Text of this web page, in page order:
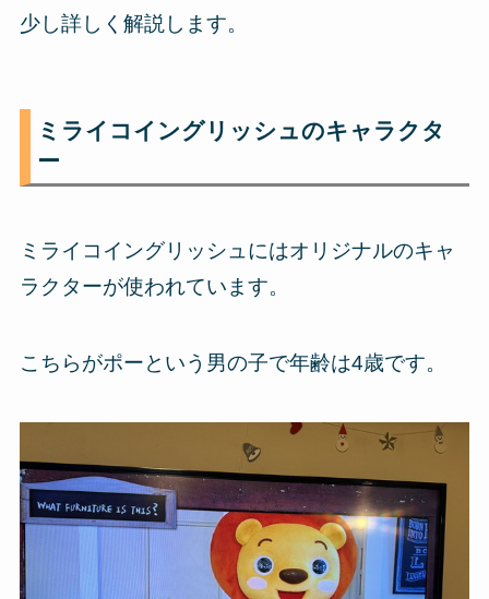
少し詳しく解説します。
ミライコイングリッシュのキャラクタ
ー
ミライコイングリッシュにはオリジナルのキャ
ラクターが使われています。
こちらがポーという男の子で年齢は4歳です。